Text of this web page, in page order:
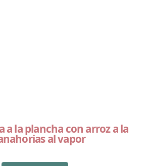
a la plancha con arroz a la
al vapor